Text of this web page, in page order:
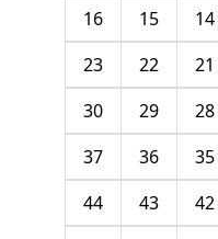
14
15
16
21
22
23
28
29
30
35
36
37
42
43
44